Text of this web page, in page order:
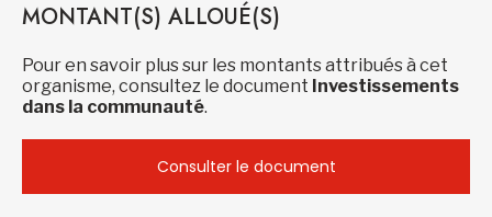
MONTANT(S) ALLOUÉ(S)
Pour en savoir plus sur les montants attribués à cet
organisme, consultez le document Investissements
dans la communauté.
Consulter le document